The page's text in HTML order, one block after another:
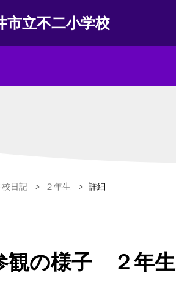
市立不二小学校
校日記 > ２年生 > 詳細
観の様子 ２年生